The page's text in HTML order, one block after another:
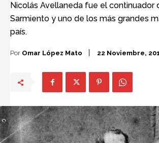
Nicolás Avellaneda fue el continuador
Sarmiento y uno de los más grandes
país.
Por Omar López Mato 22 Noviembre,